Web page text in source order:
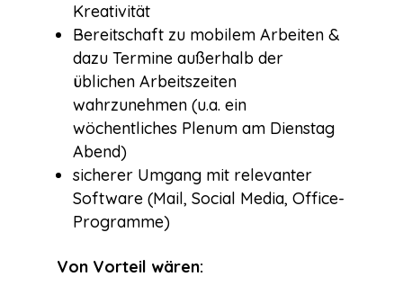
Kreativität
Bereitschaft zu mobilem Arbeiten &
dazu Termine außerhalb der
üblichen Arbeitszeiten
wahrzunehmen (u.a. ein
wöchentliches Plenum am Dienstag
Abend)
sicherer Umgang mit relevanter
Software (Mail, Social Media, Office-
Programme)
Von Vorteil wären: